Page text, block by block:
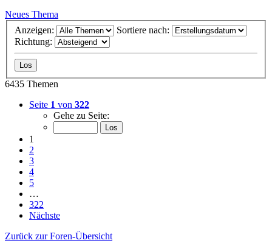
Neues Thema
Anzeigen:
Sortiere nach:
Richtung:
6435 Themen
Seite 1 von 322
Gehe zu Seite:
1
2
3
4
5
…
322
Nächste
Zurück zur Foren-Übersicht